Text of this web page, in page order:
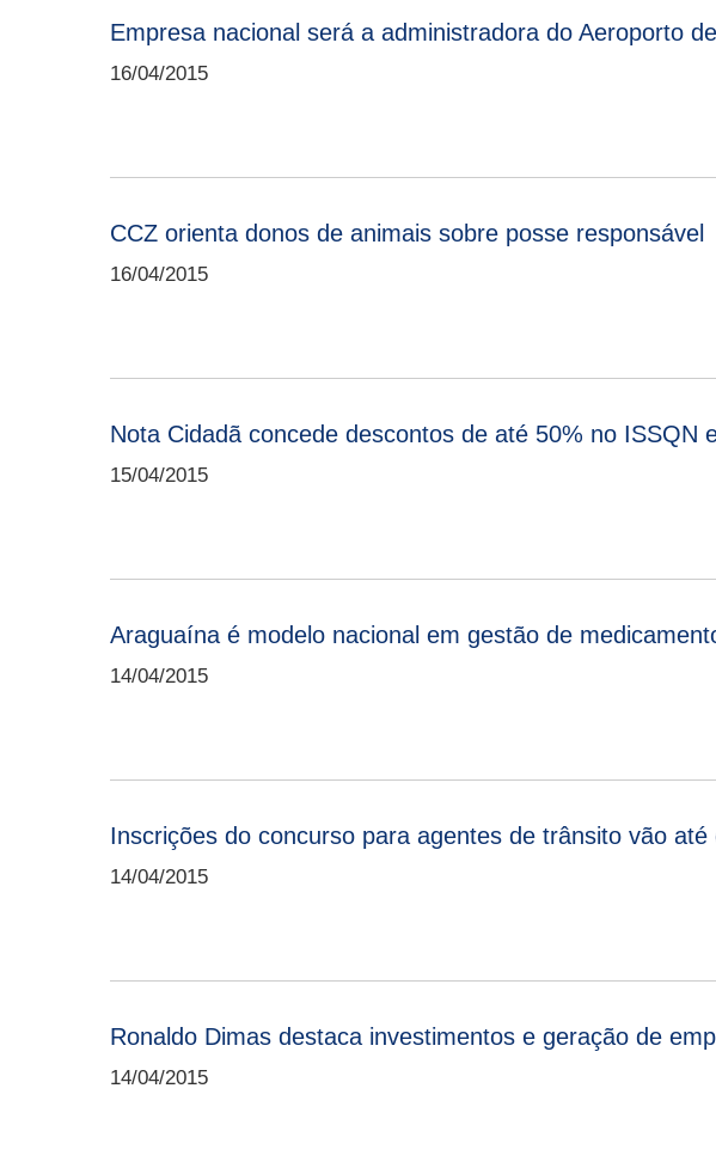
Empresa nacional será a administradora do Aeroporto
16/04/2015
CCZ orienta donos de animais sobre posse responsável
16/04/2015
Nota Cidadã concede descontos de até 50% no ISSQN
15/04/2015
Araguaína é modelo nacional em gestão de
14/04/2015
Inscrições do concurso para agentes de trânsito vão até
14/04/2015
Ronaldo Dimas destaca investimentos e geração de
14/04/2015